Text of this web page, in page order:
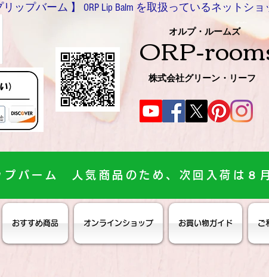
ップバーム 】 ORP Lip Balm を取扱っているネットシ
オルプ・ルームズ
ORP-
株式会社グリーン・リーフ
プバーム 人気商品のため、次回入荷は８
おすすめ商品 オンラインショップ お買い物ガイド ご